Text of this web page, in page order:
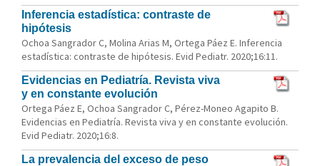
Inferencia estadística: contraste de
hipótesis
Ochoa Sangrador C, Molina Arias M, Ortega Páez E. Inferencia
estadística: contraste de hipótesis. Evid Pediatr. 2020;16:11.
Evidencias en Pediatría. Revista viva
y en constante evolución
Ortega Páez E, Ochoa Sangrador C, Pérez-Moneo Agapito B.
Evidencias en Pediatría. Revista viva y en constante evolución.
Evid Pediatr. 2020;16:8.
La prevalencia del exceso de peso